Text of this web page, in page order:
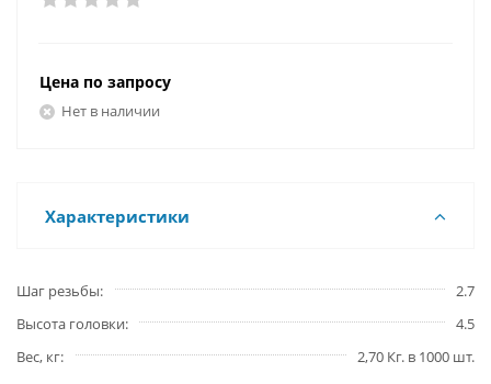
Цена по запросу
Нет в наличии
Характеристики
Шаг резьбы
2.7
Высота головки
4.5
Вес, кг
2,70 Кг. в 1000 шт.